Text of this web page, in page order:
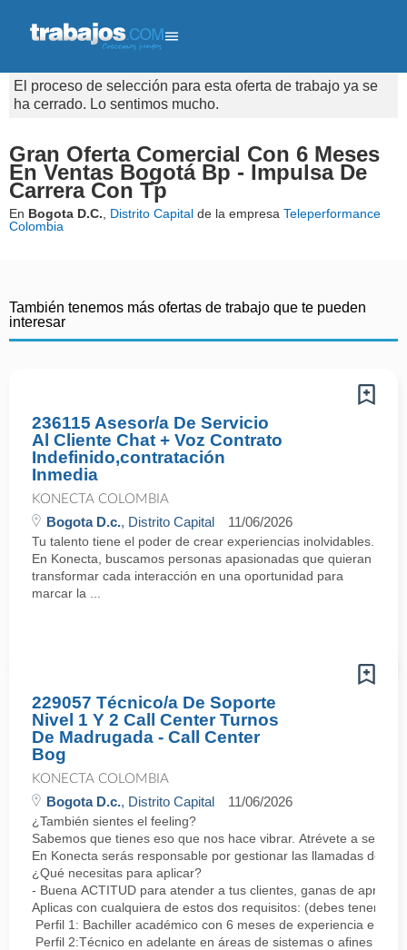
El proceso de selección para esta oferta de trabajo ya se
ha cerrado. Lo sentimos mucho.
Gran Oferta Comercial Con 6 Meses
En Ventas Bogotá Bp - Impulsa De
Carrera Con Tp
En Bogota D.C. Distrito Capital de la empresa Teleperformance
Colombia
También tenemos más ofertas de trabajo que te pueden
interesar
236115 Asesor/a De Servicio
Al Cliente Chat + Voz Contrato
Indefinido,contratación
Inmedia
KONECTA COLOMBIA
Bogota D.c., Distrito Capital 11/06/2026
Tu talento tiene el poder de crear experiencias inolvidables.
En Konecta, buscamos personas apasionadas que quieran
transformar cada interacción en una oportunidad para
marcar la ...
229057 Técnico/a De Soporte
Nivel 1 Y 2 Call Center Turnos
De Madrugada - Call Center
Bog
KONECTA COLOMBIA
Bogota D.c., Distrito Capital 11/06/2026
¿También sientes el feeling?
Sabemos que tienes eso que nos hace vibrar. Atrévete a ser
En Konecta serás responsable por gestionar las llamadas de
¿Qué necesitas para aplicar?
- Buena ACTITUD para atender a tus clientes, ganas de
Aplicas con cualquiera de estos dos requisitos: (debes tener
Perfil 1: Bachiller académico con 6 meses de experiencia en
Perfil 2:Técnico en adelante en áreas de sistemas o afines